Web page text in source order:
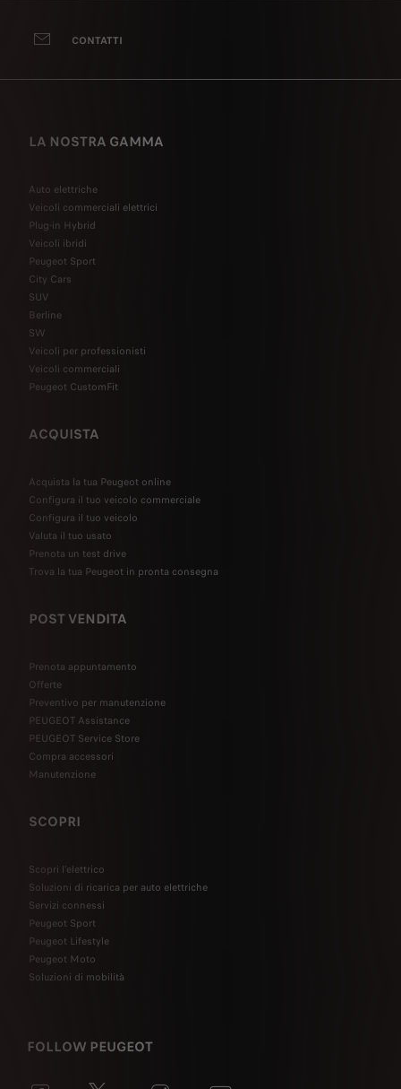
CONTATTI
LA NOSTRA GAMMA
Auto elettriche
Veicoli commerciali elettrici
Plug-in Hybrid
Veicoli ibridi
Peugeot Sport
City Cars
SUV
Berline
SW
Veicoli per professionisti
Veicoli commerciali
Peugeot CustomFit
ACQUISTA
Acquista la tua Peugeot online
Configura il tuo veicolo commerciale
Configura il tuo veicolo
Valuta il tuo usato
Prenota un test drive
Trova la tua Peugeot in pronta consegna
POST VENDITA
Prenota appuntamento
Offerte
Preventivo per manutenzione
PEUGEOT Assistance
PEUGEOT Service Store
Compra accessori
Manutenzione
SCOPRI
Scopri l’elettrico
Soluzioni di ricarica per auto elettriche
Servizi connessi
Peugeot Sport
Peugeot Lifestyle
Peugeot Moto
Soluzioni di mobilità
FOLLOW PEUGEOT